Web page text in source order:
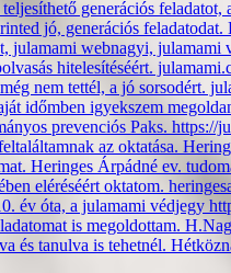
generációs
jó, generációs
julamami webnagyi,
hitelesítéséért.
nem tettél, a jó sorsodért.
időmben igyekszem
prevenciós Paks. https://
az oktatása.
Heringes Árpádné ev.
eléréséért oktatom.
év óta, a julamami védjegy
is megoldottam.
és tanulva is tehetnél.